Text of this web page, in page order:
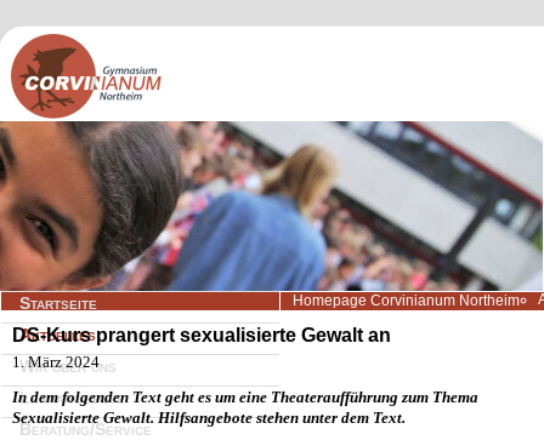
Navigation
überspringen
Startseite
Aktuelles
Wir über uns
Lernangebote
Beratung/Service
Homepage Corvinianum Northeim
DS-Kurs prangert sexualisierte Gewalt an
1. März 2024
In dem folgenden Text geht es um eine Theateraufführung zum Thema
Sexualisierte Gewalt. Hilfsangebote stehen unter dem Text.